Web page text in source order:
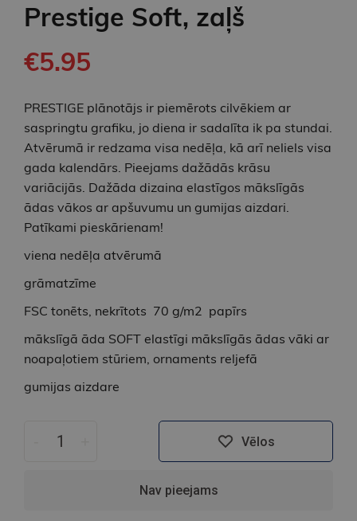
Prestige Soft, zaļš
€5.95
PRESTIGE plānotājs ir piemērots cilvēkiem ar
saspringtu grafiku, jo diena ir sadalīta ik pa stundai.
Atvērumā ir redzama visa nedēļa, kā arī neliels visa
gada kalendārs. Pieejams dažādās krāsu
variācijās. Dažāda dizaina elastīgos mākslīgās
ādas vākos ar apšuvumu un gumijas aizdari.
Patīkami pieskārienam!
viena nedēļa atvērumā
grāmatzīme
FSC tonēts, nekrītots 70 g/m2 papīrs
mākslīgā āda SOFT elastīgi mākslīgās ādas vāki ar
noapaļotiem stūriem, ornaments reljefā
gumijas aizdare
Vēlos
Nav pieejams